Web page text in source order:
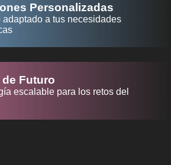
Personalizadas
adaptado a tus necesidades
Futuro
escalable para los retos del